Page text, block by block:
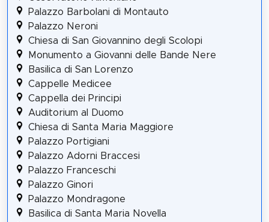
Palazzo Barbolani di Montauto
Palazzo Neroni
Chiesa di San Giovannino degli Scolopi
Monumento a Giovanni delle Bande Nere
Basilica di San Lorenzo
Cappelle Medicee
Cappella dei Principi
Auditorium al Duomo
Chiesa di Santa Maria Maggiore
Palazzo Portigiani
Palazzo Adorni Braccesi
Palazzo Franceschi
Palazzo Ginori
Palazzo Mondragone
Basilica di Santa Maria Novella